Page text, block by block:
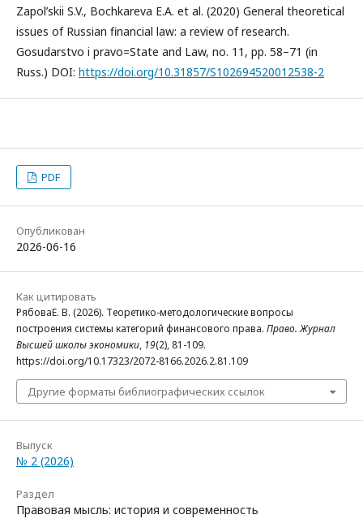
Zapol’skii S.V., Bochkareva E.A. et al. (2020) General theoretical
issues of Russian financial law: a review of research.
Gosudarstvo i pravo=State and Law, no. 11, pp. 58–71 (in
Russ.) DOI: https://doi.org/10.31857/S102694520012538-2
PDF
Опубликован
2026-06-16
Как цитировать
РябоваЕ. В. (2026). Теоретико-методологические вопросы
построения системы категорий финансового права. Право. Журнал
Высшей школы экономики, 19(2), 81-109.
https://doi.org/10.17323/2072-8166.2026.2.81.109
Другие форматы библиографических ссылок
Выпуск
№ 2 (2026)
Раздел
Правовая мысль: история и современность